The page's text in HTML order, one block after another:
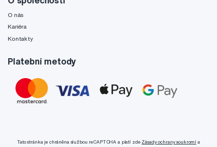
O nás
Kariéra
Kontakty
Platební metody
Tato stránka je chráněna službou reCAPTCHA a platí zde Zásady ochrany soukromí a